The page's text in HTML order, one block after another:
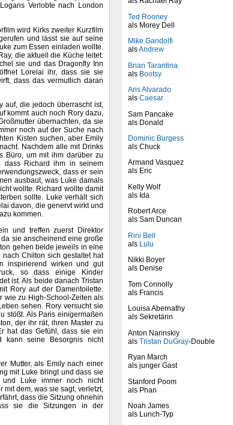
Verlobte nach London
wird Kirks zweiter Kurzfilm
und lässt sie auf seine
zum Essen einladen wollte.
die aktuell die Küche leitet.
sie und das Dragonfly Inn
Lorelai ihr, dass sie sie
dass das vermutlich daran
auf, die jedoch überrascht ist,
kommt auch noch Rory dazu,
übernachten, da sie
noch auf der Suche nach
Kisten suchen, aber Emily
Nachdem alle mit Drinks
Büro, um mit ihm darüber zu
dass Richard ihm in seinem
dass er sein
ausbaut, was Luke damals
wollte. Richard wollte damit
sollte. Luke verhält sich
davon, die genervt wirkt und
kommen.
und treffen zuerst Direktor
sie anscheinend eine große
gehen beide jeweils in eine
Chilton sich gestaltet hat
inspirierend wirken und gut
so dass einige Kinder
ist. Als beide danach Tristan
Rory auf der Damentoilette.
wie zu High-School-Zeiten als
sehen. Rory versucht sie
stößt. Als Paris einigermaßen
der ihr rät, ihren Master zu
hat das Gefühl, dass sie ein
kann seine Besorgnis nicht
Mutter, als Emily nach einer
mit Luke bringt und dass sie
Luke immer noch nicht
mit dem, was sie sagt, verletzt,
dass die Sitzung ohnehin
sie die Sitzungen in der
Ted Rooney
als Morey Dell
Mike Gandolfi
alsAndrew
Brian Tarantina
als Bootsy
Aris Alvarado
als Caesar
Sam Pancake
als Donald
Dominic Burgess
als Chuck
Armand Vasquez
als Eric
Kelly Wolf
als Ida
Robert Arce
als Sam Duncan
Rini Bell
als Lulu
Nikki Boyer
als Denise
Tom Connolly
als Francis
Louisa Abernathy
als Sekretärin
Anton Narinskiy
als Tristan DuGray-Double
Ryan March
als junger Gast
Stanford Poom
als Phan
Noah James
als Lunch-Typ